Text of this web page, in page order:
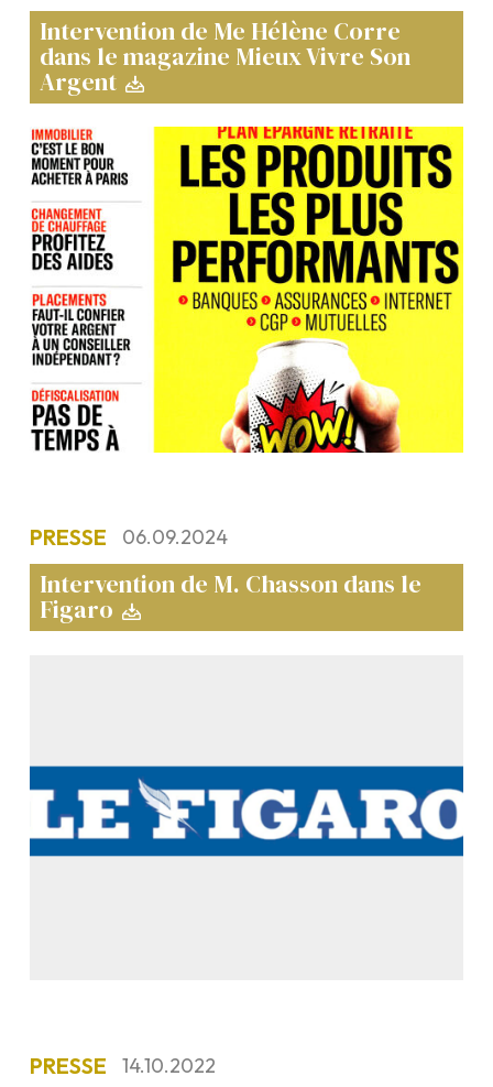
Intervention de Me Hélène Corre
dans le magazine Mieux Vivre Son
Argent
PRESSE 06.09.2024
Intervention de M. Chasson dans le
Figaro
PRESSE 14.10.2022